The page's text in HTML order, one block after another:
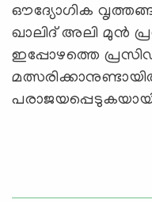
ഔദ്യോഗിക
ഖാലിദ് അലി മുന്‍
ഇപ്പോഴത്തെ